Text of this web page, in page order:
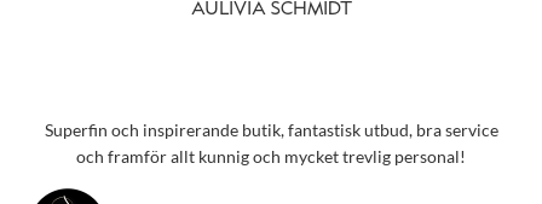
AULIVIA SCHMIDT
Superfin och inspirerande butik, fantastisk utbud, bra service
och framför allt kunnig och mycket trevlig personal!